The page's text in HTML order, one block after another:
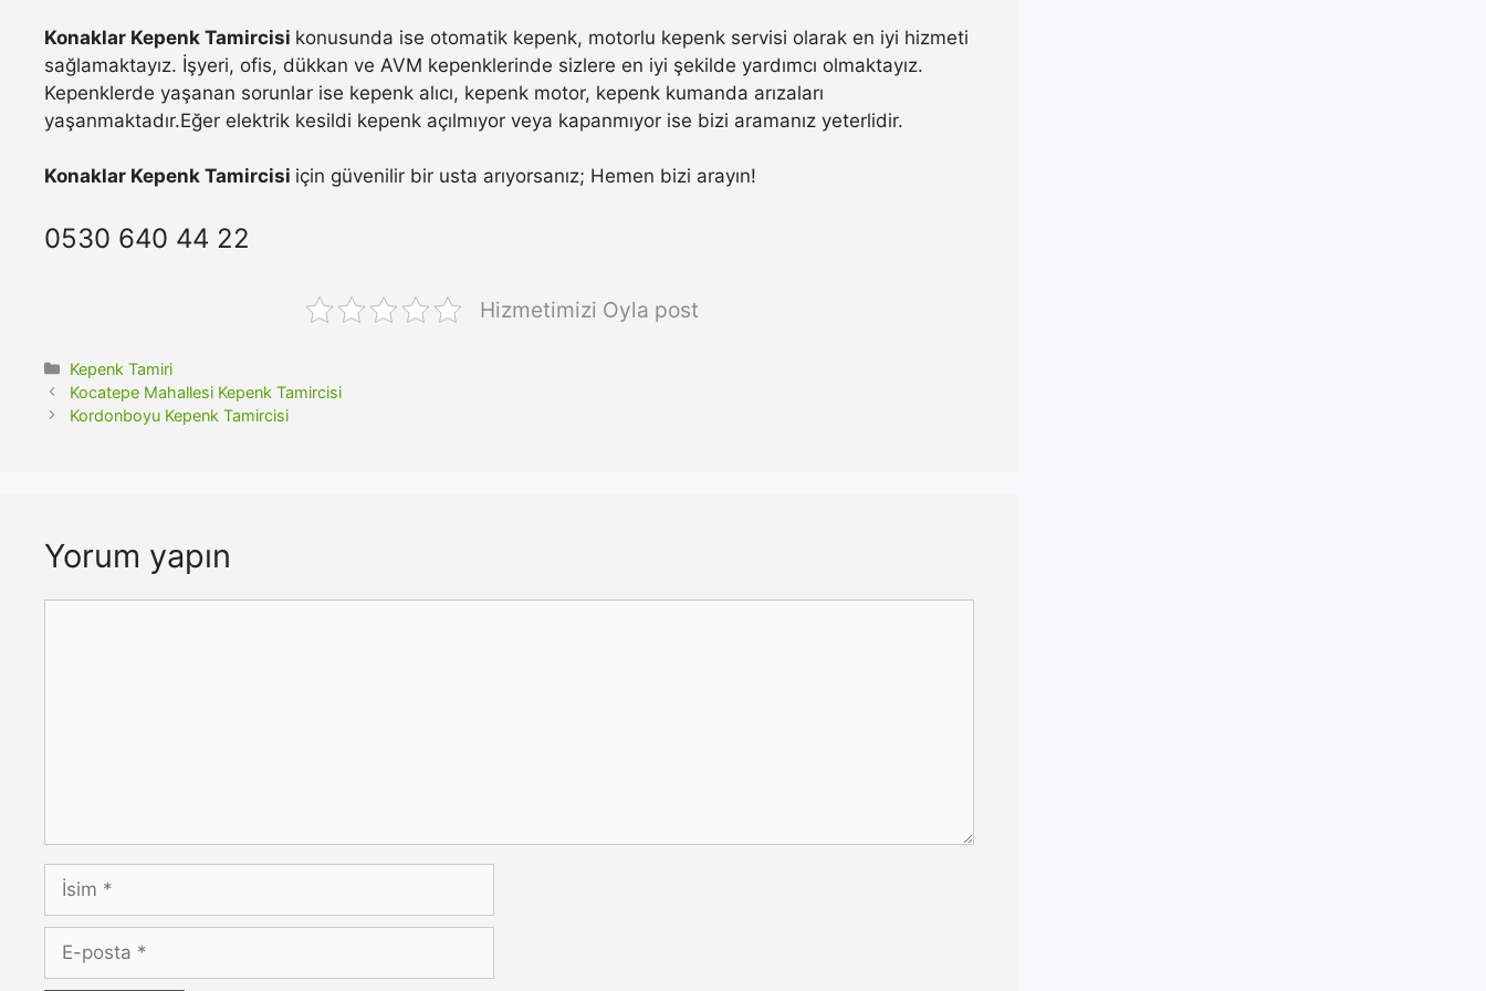
Konaklar Kepenk Tamircisi konusunda ise otomatik kepenk, motorlu kepenk servisi olarak en iyi hizmeti
sağlamaktayız. İşyeri, ofis, dükkan ve AVM kepenklerinde sizlere en iyi şekilde yardımcı olmaktayız.
Kepenklerde yaşanan sorunlar ise kepenk alıcı, kepenk motor, kepenk kumanda arızaları
yaşanmaktadır.Eğer elektrik kesildi kepenk açılmıyor veya kapanmıyor ise bizi aramanız yeterlidir.
Konaklar Kepenk Tamircisi için güvenilir bir usta arıyorsanız; Hemen bizi arayın!
0530 640 44 22
Hizmetimizi Oyla post
Kategoriler
Kepenk Tamiri
Kocatepe Mahallesi Kepenk Tamircisi
Kordonboyu Kepenk Tamircisi
Yorum yapın
İsim
posta